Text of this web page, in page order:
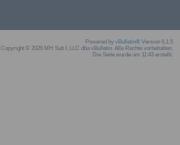
Powered by vBulletin® Version 6.1.5
Copyright © 2026 MH Sub I, LLC dba vBulletin. Alle Rechte vorbehalten.
Die Seite wurde um 11:43 erstellt.